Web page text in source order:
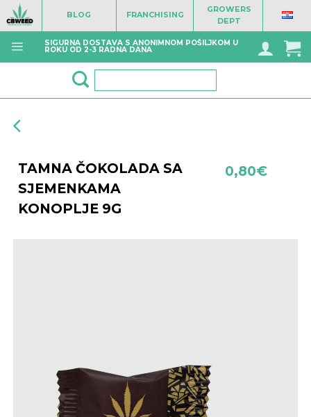
Skip
to
content
BLOG FRANCHISING
GROWERS
DEPT
SIGURNA DOSTAVA S ANONIMNOM POŠILJKOM U
ROKU OD 2-3 RADNA DANA
TAMNA ČOKOLADA SA
SJEMENKAMA
KONOPLJE 9G
0,80€